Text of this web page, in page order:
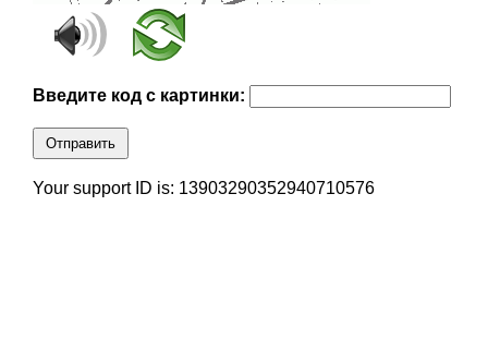
Введите код с картинки:
Отправить
Your support ID is: 13903290352940710576